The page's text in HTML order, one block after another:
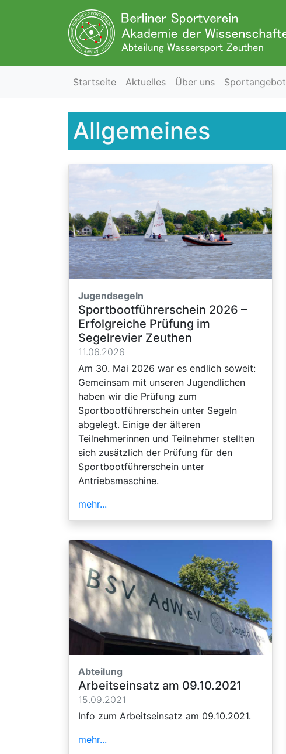
Startseite Aktuelles Über uns Sportangebot
Allgemeines
Jugendsegeln
Sportbootführerschein 2026 –
Erfolgreiche Prüfung im
Segelrevier Zeuthen
11.06.2026
Am 30. Mai 2026 war es endlich soweit:
Gemeinsam mit unseren Jugendlichen
haben wir die Prüfung zum
Sportbootführerschein unter Segeln
abgelegt. Einige der älteren
Teilnehmerinnen und Teilnehmer stellten
sich zusätzlich der Prüfung für den
Sportbootführerschein unter
Antriebsmaschine.
mehr...
Abteilung
Arbeitseinsatz am 09.10.2021
15.09.2021
Info zum Arbeitseinsatz am 09.10.2021.
mehr...